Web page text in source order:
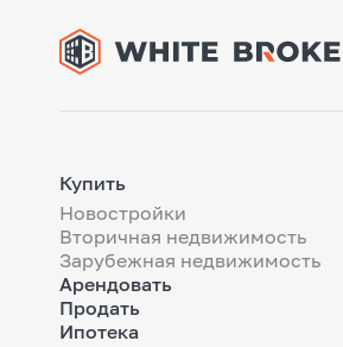
Купить
Новостройки
Вторичная недвижимость
Зарубежная недвижимость
Арендовать
Продать
Ипотека